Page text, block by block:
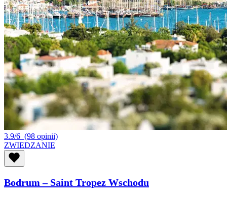
3.9/6 (98 opinii)
ZWIEDZANIE
Bodrum – Saint Tropez Wschodu